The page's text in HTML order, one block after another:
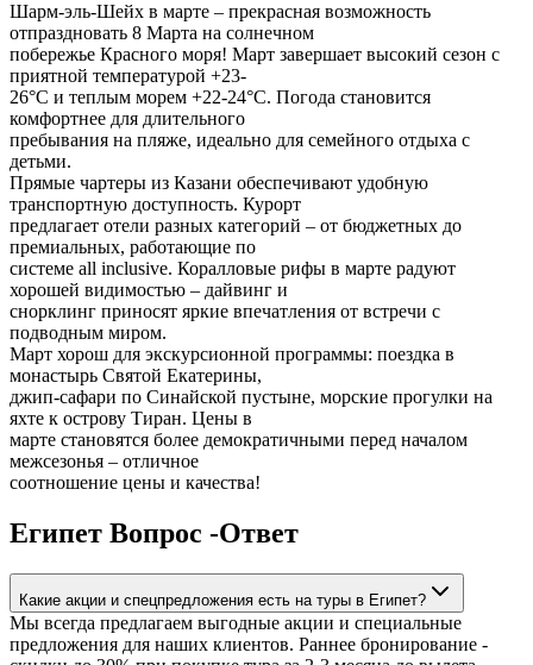
Шарм-эль-Шейх в марте – прекрасная возможность
отпраздновать 8 Марта на солнечном
побережье Красного моря! Март завершает высокий сезон с
приятной температурой +23-
26°C и теплым морем +22-24°C. Погода становится
комфортнее для длительного
пребывания на пляже, идеально для семейного отдыха с
детьми.
Прямые чартеры из Казани обеспечивают удобную
транспортную доступность. Курорт
предлагает отели разных категорий – от бюджетных до
премиальных, работающие по
системе all inclusive. Коралловые рифы в марте радуют
хорошей видимостью – дайвинг и
снорклинг приносят яркие впечатления от встречи с
подводным миром.
Март хорош для экскурсионной программы: поездка в
монастырь Святой Екатерины,
джип-сафари по Синайской пустыне, морские прогулки на
яхте к острову Тиран. Цены в
марте становятся более демократичными перед началом
межсезонья – отличное
соотношение цены и качества!
Египет Вопрос -Ответ
Какие акции и спецпредложения есть на туры в Египет?
Мы всегда предлагаем выгодные акции и специальные
предложения для наших клиентов. Раннее бронирование -